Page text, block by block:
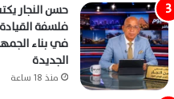
حسن النجار
فلسفة
في بناء
الجديدة
منذ 18 ساعة